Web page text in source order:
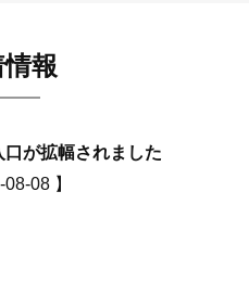
報
が拡幅されました
08-08 】